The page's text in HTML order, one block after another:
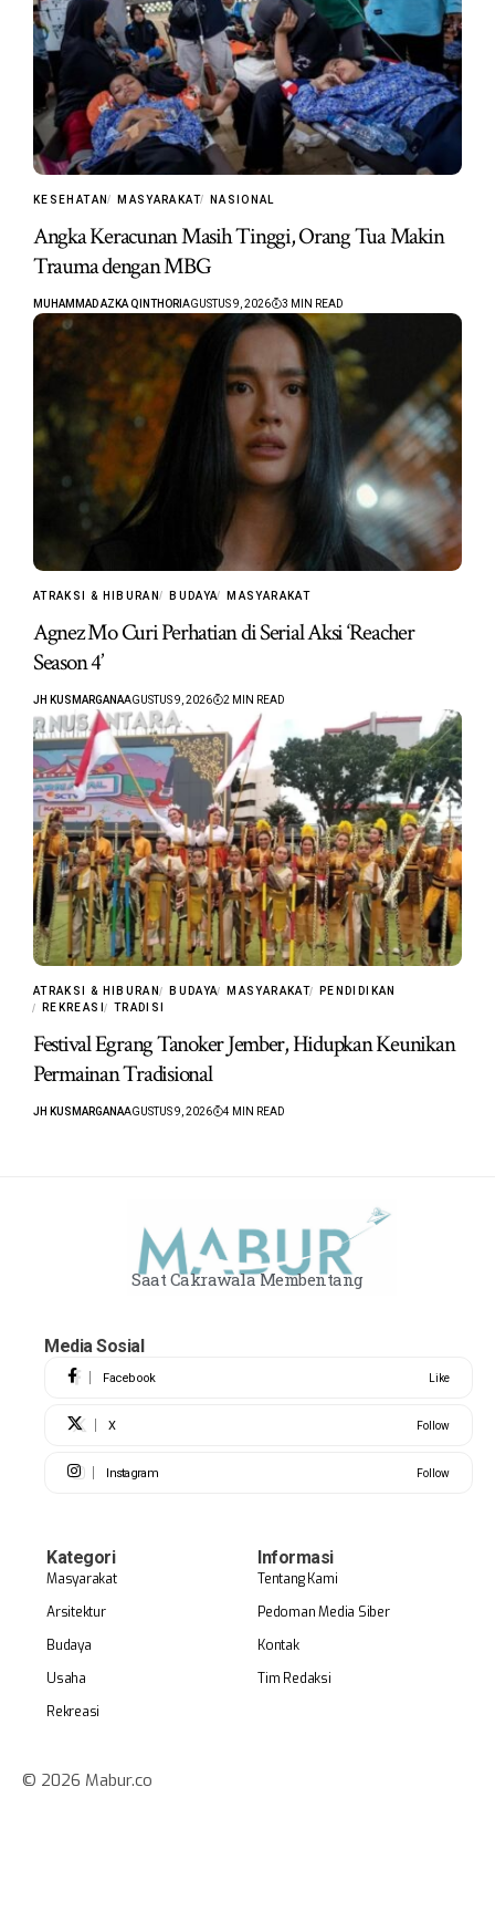
KESEHATAN MASYARAKAT NASIONAL
Angka Keracunan Masih Tinggi, Orang Tua Makin
Trauma dengan MBG
MUHAMMAD AZKA QINTHORI AGUSTUS 9, 2026 3 MIN READ
ATRAKSI & HIBURAN BUDAYA MASYARAKAT
Agnez Mo Curi Perhatian di Serial Aksi ‘Reacher
Season 4’
JH KUSMARGANAAGUSTUS 9, 2026 2 MIN READ
ATRAKSI & HIBURAN BUDAYA MASYARAKAT
PENDIDIKAN
REKREASI
TRADISI
Festival Egrang Tanoker Jember, Hidupkan Keunikan
Permainan Tradisional
JH KUSMARGANAAGUSTUS 9, 2026 4 MIN READ
Saat Cakrawala Membentang
Media Sosial
Facebook Like
X Follow
Instagram Follow
Kategori
Masyarakat
Arsitektur
Budaya
Usaha
Rekreasi
Informasi
Tentang Kami
Pedoman Media Siber
Kontak
Tim Redaksi
© 2026 Mabur.co